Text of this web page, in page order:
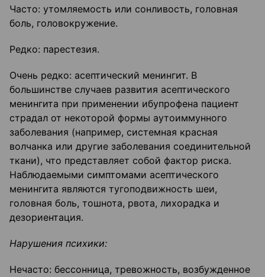
Часто: утомляемость или сонливость, головная
боль, головокружение.
Редко: парестезия.
Очень редко: асептический менингит. В
большинстве случаев развития асептического
менингита при применении ибупрофена пациент
страдал от некоторой формы аутоиммунного
заболевания (например, системная красная
волчанка или другие заболевания соединительной
ткани), что представляет собой фактор риска.
Наблюдаемыми симптомами асептического
менингита являются тугоподвижность шеи,
головная боль, тошнота, рвота, лихорадка и
дезориентация.
Нарушения психики:
Нечасто: бессонница, тревожность, возбужденное